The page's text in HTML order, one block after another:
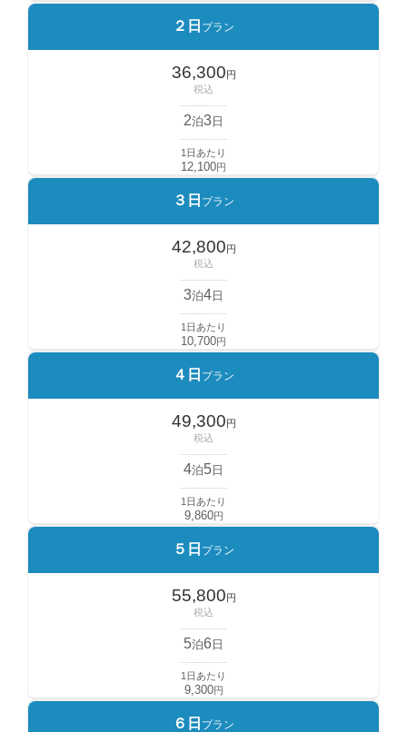
２日 プラン
36,300円
税込
-------------
2泊3 日
-------------
1日あたり
12,100円
３日 プラン
42,800円
税込
-------------
3泊4 日
-------------
1日あたり
10,700円
４日 プラン
49,300円
税込
-------------
4泊5 日
-------------
1日あたり
9,860円
５日 プラン
55,800円
税込
-------------
5泊6 日
-------------
1日あたり
9,300円
６日 プラン